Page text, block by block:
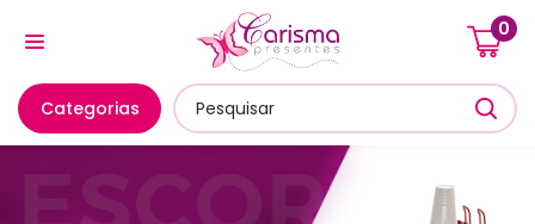
0
Categorias
Cozinha E Utensílios Mesa Posta E Servir Banheiro